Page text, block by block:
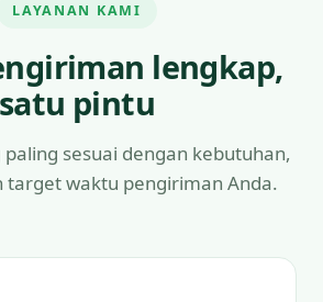
LAYANAN KAMI
lengkap,
satu pintu
sesuai dengan kebutuhan,
target waktu pengiriman Anda.